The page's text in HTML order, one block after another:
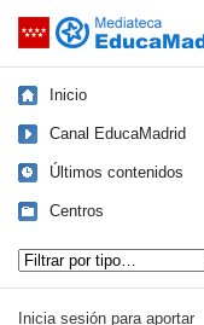
Saltar navegación
Inicio
Canal EducaMadrid
Últimos contenidos
Centros
Inicia sesión para aportar